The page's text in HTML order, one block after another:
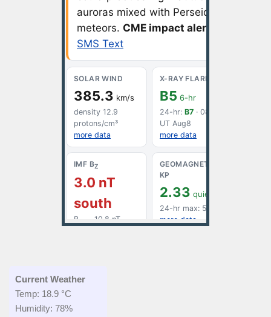
Current Weather
Temp: 18.9 °C
Humidity: 78%